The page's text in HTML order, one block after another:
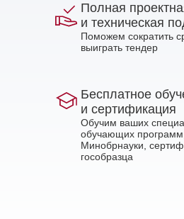
Полная
и техническая
Поможем сократить
выиграть тендер
Бесплатное
и сертификация
Обучим ваших
обучающих
Минобрнауки,
гособразца